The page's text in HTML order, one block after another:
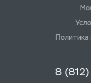
8 (812)